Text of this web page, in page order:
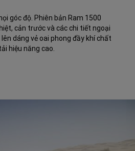
góc độ. Phiên bản Ram 1500
cản trước và các chi tiết ngoại
dáng vẻ oai phong đầy khí chất
hiệu năng cao.